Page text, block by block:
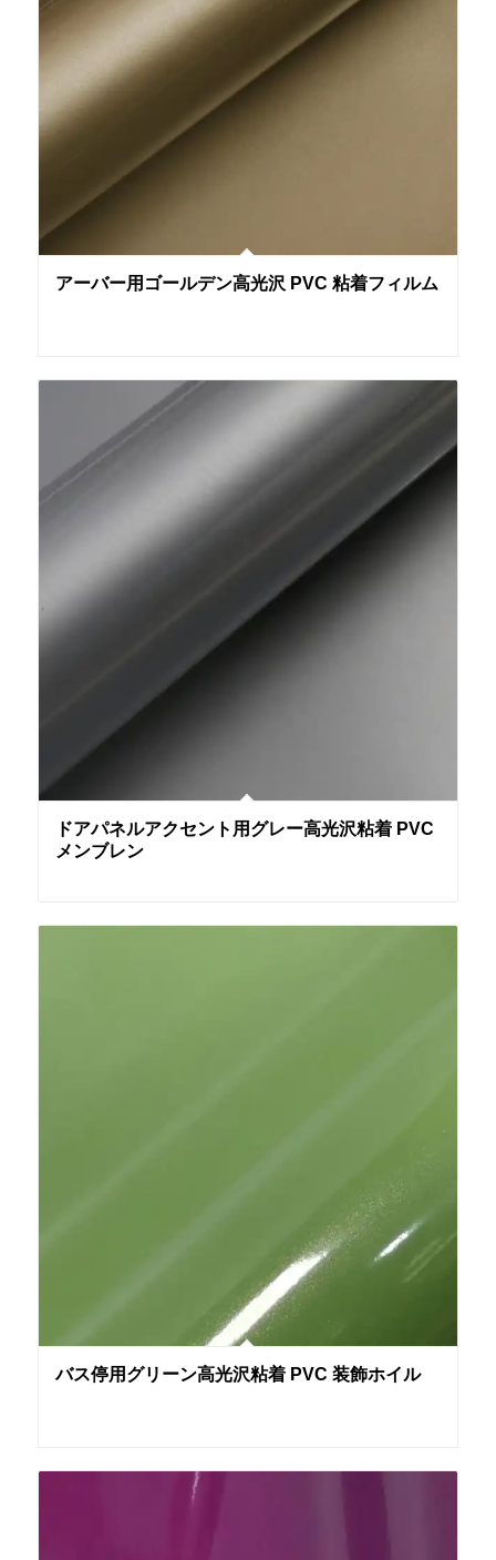
アーバー用ゴールデン高光沢 PVC 粘着フィルム
ドアパネルアクセント用グレー高光沢粘着 PVC
メンブレン
バス停用グリーン高光沢粘着 PVC 装飾ホイル